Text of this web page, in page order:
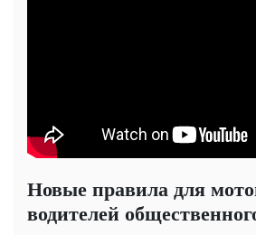
Новые правила для
водителей